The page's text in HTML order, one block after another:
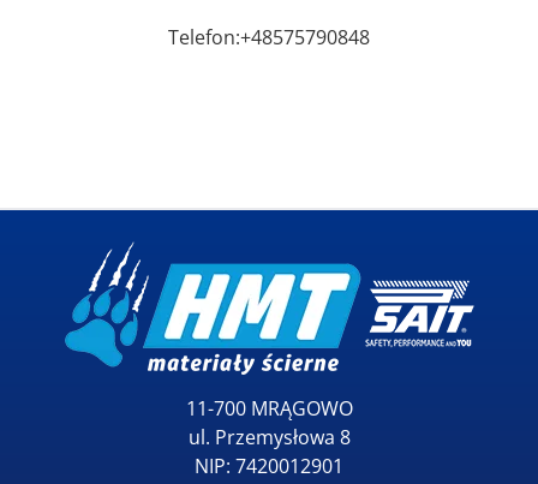
Telefon:+48575790848
11-700 MRĄGOWO
ul. Przemysłowa 8
NIP: 7420012901